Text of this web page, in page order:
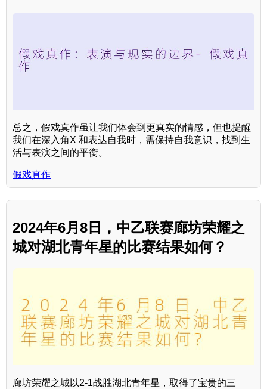
总之，假戏真作虽让我们体会到更真实的情感，但也提醒
我们在深入角X 和表达自我时，需保持自我意识，找到生
活与表演之间的平衡。
假戏真作
2024年6月8日，中乙联赛廊坊荣耀之
城对湖北青年星的比赛结果如何？
廊坊荣耀之城以2-1战胜湖北青年星，取得了宝贵的三